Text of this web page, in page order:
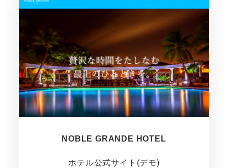
NOBLE GRANDE HOTEL
ホテル公式サイト(デモ)